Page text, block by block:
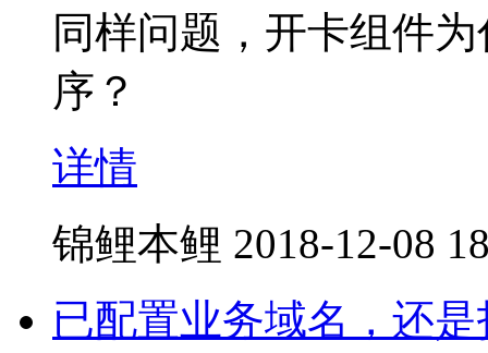
同样问题，开卡组件
序？
详情
锦鲤本鲤 2018-12-08
已配置业务域名，还